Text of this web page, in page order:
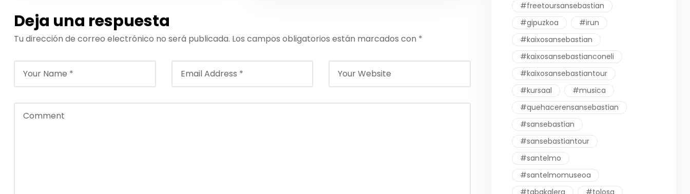
Deja una respuesta
Tu dirección de correo electrónico no será publicada. Los campos obligatorios están marcados con *
#freetoursansebastian
#gipuzkoa
#irun
#kaixosansebastian
#kaixosansebastianconeli
#kaixosansebastiantour
#kursaal
#musica
#quehacerensansebastian
#sansebastian
#sansebastiantour
#santelmo
#santelmomuseoa